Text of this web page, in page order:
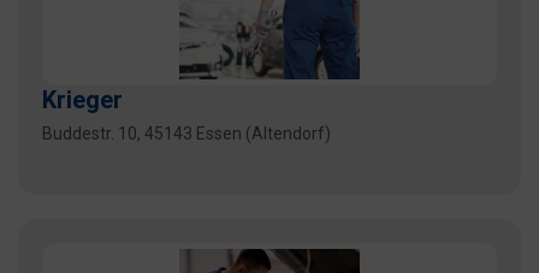
Krieger
Buddestr. 10, 45143 Essen (Altendorf)